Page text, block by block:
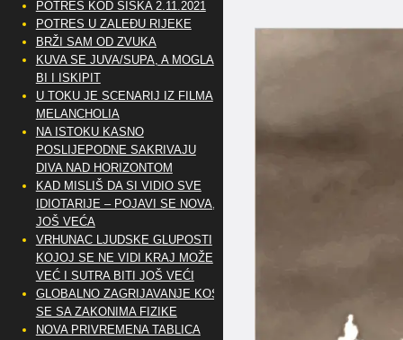
POTRES KOD SISKA 2.11.2021
POTRES U ZALEĐU RIJEKE
BRŽI SAM OD ZVUKA
KUVA SE JUVA/SUPA, A MOGLA
BI I ISKIPIT
U TOKU JE SCENARIJ IZ FILMA
MELANCHOLIA
NA ISTOKU KASNO
POSLIJEPODNE SAKRIVAJU
DIVA NAD HORIZONTOM
KAD MISLIŠ DA SI VIDIO SVE
IDIOTARIJE – POJAVI SE NOVA,..
JOŠ VEĆA
VRHUNAC LJUDSKE GLUPOSTI
KOJOJ SE NE VIDI KRAJ MOŽE
VEĆ I SUTRA BITI JOŠ VEĆI
GLOBALNO ZAGRIJAVANJE KOSI
SE SA ZAKONIMA FIZIKE
NOVA PRIVREMENA TABLICA